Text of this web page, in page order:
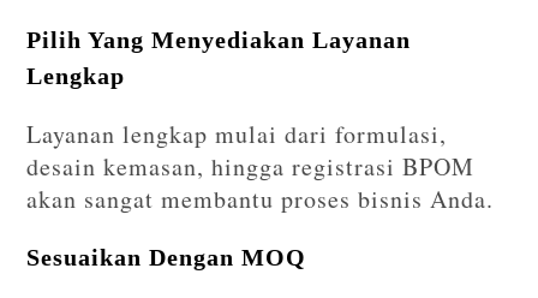
Pilih Yang Menyediakan Layanan
Lengkap
Layanan lengkap mulai dari formulasi,
desain kemasan, hingga registrasi BPOM
akan sangat membantu proses bisnis Anda.
Sesuaikan Dengan MOQ